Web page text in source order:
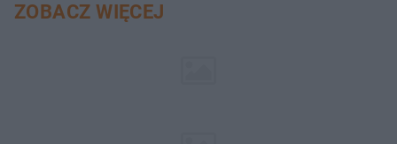
ZOBACZ WIĘCEJ